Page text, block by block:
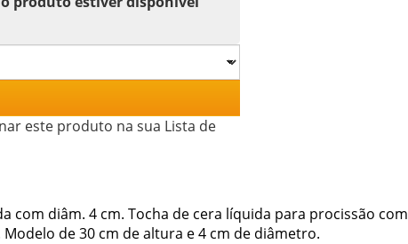
este produto na sua Lista de
com diâm. 4 cm. Tocha de cera líquida para procissão com
de 30 cm de altura e 4 cm de diâmetro.